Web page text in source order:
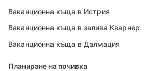
Ваканционна къща в Истрия
Ваканционна къща в залива Кварнер
Ваканционна къща в Далмация
Планиране на почивка